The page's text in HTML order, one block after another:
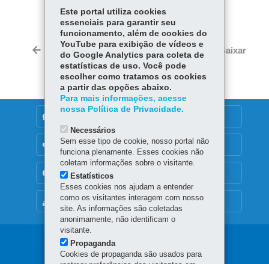
ce
bo
ok
Tw
itt
er
ha
ts
Ap
p
Voltar Início Imprimir Baixar
MAPA DO SITE
OUVIDORIA
TRANSPARÊNCIA INSTITUCIONAL
Navegação
Este portal utiliza cookies
essenciais para garantir seu
funcionamento, além de cookies do
YouTube para exibição de vídeos e
do Google Analytics para coleta de
estatísticas de uso. Você pode
escolher como tratamos os cookies
a partir das opções abaixo.
Para mais informações, acesse
nossa Política de Privacidade.
Necessários
Sem esse tipo de cookie, nosso portal não
funciona plenamente. Esses cookies não
coletam informações sobre o visitante.
Estatísticos
Esses cookies nos ajudam a entender
como os visitantes interagem com nosso
site. As informações são coletadas
anonimamente, não identificam o
visitante.
Propaganda
Cookies de propaganda são usados para